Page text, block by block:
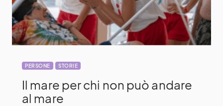
PERSONE STORIE
Il mare per chi non può andare
al mare